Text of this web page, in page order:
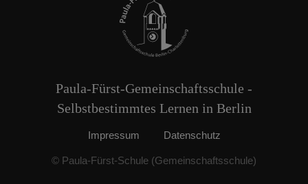
Paula-Fürst-Gemeinschaftsschule -
Selbstbestimmtes Lernen in Berlin
Impressum Datenschutz
© Paula-Fürst-Schule (Gemeinschaftsschule)